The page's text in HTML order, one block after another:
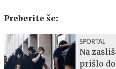
Preberite še:
SPORTAL
Na
prišlo